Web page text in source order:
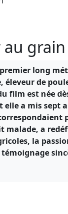
au grain
long
éleveur de
film est née
elle a mis sept
malade, a
la